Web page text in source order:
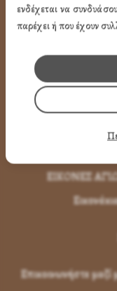
ΕΙΚΟΝΕΣ
Επικοινωνήστε
ενδέχεται να
παρέχει ή που έχουν